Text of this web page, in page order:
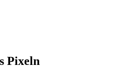
Pixeln